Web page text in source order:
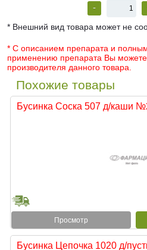
-
* Внешний вид товара может не
* С описанием препарата и
применению препарата Вы можете
производителя данного товара.
Похожие товары
Бусинка Соска 507 д/каши
Просмотр
Бусинка Цепочка 1020 д/